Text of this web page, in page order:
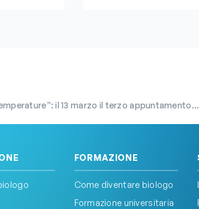
consultazione pubblica della Strategia di Adattamento Climatico di Roma Capitale
FORMAZIONE
Come diventare biologo
Formazione universitaria